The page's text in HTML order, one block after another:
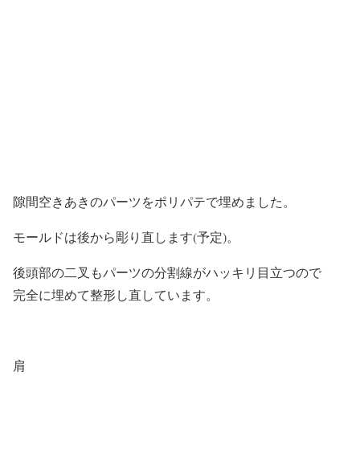
隙間空きあきのパーツをポリパテで埋めました。
モールドは後から彫り直します(予定)。
後頭部の二叉もパーツの分割線がハッキリ目立つので
完全に埋めて整形し直しています。
肩